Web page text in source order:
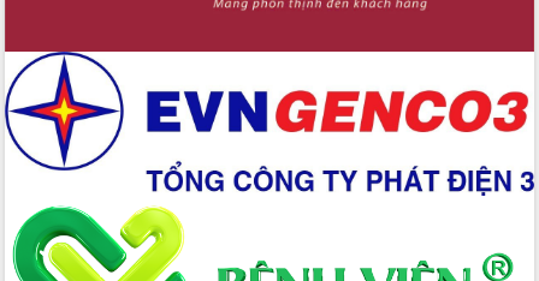
hành cùng nông dân dân, doanh nghiệp
Giai đoạn 2026-2030, Đắk Lắk phấn
đấu có 77% xã đạt chuẩn nông thôn
Chuyển đổi số 'mở đường' cho nông
nghiệp Đắk Lắk tăng trưởng bứt phá
Triển khai đồng bộ đo đạc, lập hồ sơ
địa chính, hoàn thiện cơ sở dữ liệu đất
đai